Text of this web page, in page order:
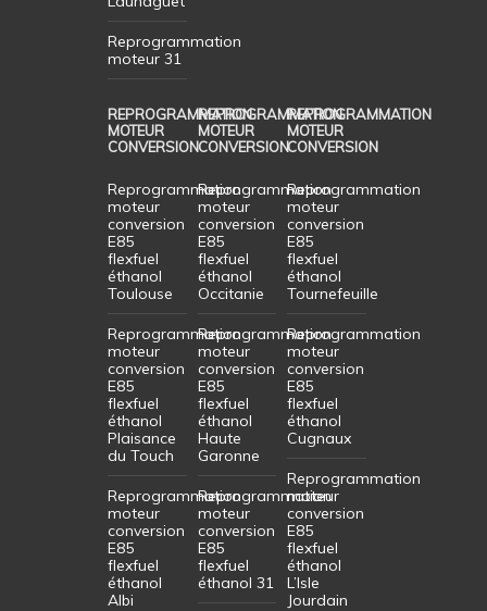
Reprogrammation
moteur 31
REPROGRAMMATION
MOTEUR
CONVERSION
Reprogrammation
moteur
conversion
E85
flexfuel
éthanol
Toulouse
Reprogrammation
moteur
conversion
E85
flexfuel
éthanol
Plaisance
du Touch
Reprogrammation
moteur
conversion
E85
flexfuel
éthanol
Albi
REPROGRAMMATION
MOTEUR
CONVERSION
Reprogrammation
moteur
conversion
E85
flexfuel
éthanol
Occitanie
Reprogrammation
moteur
conversion
E85
flexfuel
éthanol
Haute
Garonne
Reprogrammation
moteur
conversion
E85
flexfuel
éthanol 31
REPROGRAMMATION
MOTEUR
CONVERSION
Reprogrammation
moteur
conversion
E85
flexfuel
éthanol
Tournefeuille
Reprogrammation
moteur
conversion
E85
flexfuel
éthanol
Cugnaux
Reprogrammation
moteur
conversion
E85
flexfuel
éthanol
L’Isle
Jourdain